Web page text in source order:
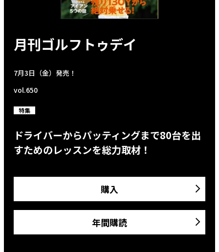
月刊ゴルフトゥデイ
7月3日（金）発売！
vol.650
特集
ドライバーからパッティングまで80台を出
すためのレッスンを総力取材！
購入
年間購読